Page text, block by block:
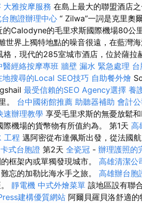
大雅按摩服務 在島上最大的聯盟酒店
胞證辦理中心 “ Zilwa”一詞是克里奧
Calodyne的毛里求斯國際機場80公
世界上獨特地點的噪音很遠，在藍灣
格，現代的285室城市酒店，位於薩拉
醫經絡按摩專班 牆壁 漏水 緊急處理
地搜尋的Local SEO技巧 自助餐外燴
最受信賴的SEO Agency選擇 養
。 台中國術館推薦 助聽器補助 會計公
速辦理教學 享受毛里求斯的無憂放鬆
際機場的貨幣物有所值約為。 第1天 高
工程 邁阿密從布達佩斯出發，從法國
卡式台胞證 第2天 全瓷冠 - 辦理護照的
框架內或單獨發現城市。 高雄清潔公
忘的加勒比海水手之旅。 高雄辦台胞
靜電機 中式外燴菜單 該地區設有聯
建構優質網站 阿爾貝羅貝洛舒適的